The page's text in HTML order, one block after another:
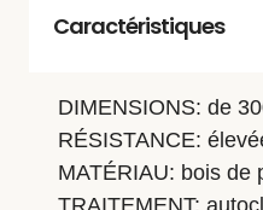
Caractéristiques
DIMENSIONS: de
RÉSISTANCE:
MATÉRIAU: bois de